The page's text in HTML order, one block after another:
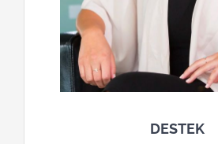
DESTEK